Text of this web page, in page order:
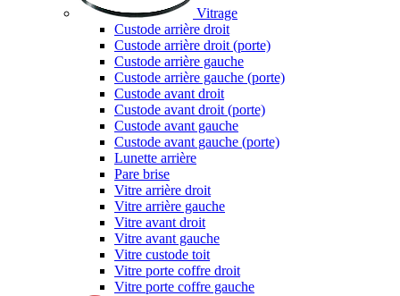
Vitrage
Custode arrière droit
Custode arrière droit (porte)
Custode arrière gauche
Custode arrière gauche (porte)
Custode avant droit
Custode avant droit (porte)
Custode avant gauche
Custode avant gauche (porte)
Lunette arrière
Pare brise
Vitre arrière droit
Vitre arrière gauche
Vitre avant droit
Vitre avant gauche
Vitre custode toit
Vitre porte coffre droit
Vitre porte coffre gauche